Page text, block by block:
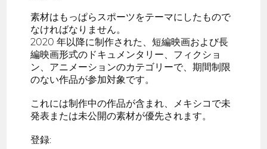
素材はもっぱらスポーツをテーマにしたもので
なければなりません。
2020 年以降に制作された、短編映画および長
編映画形式のドキュメンタリー、フィクショ
ン、アニメーションのカテゴリーで、期間制限
のない作品が参加対象です。
これには制作中の作品が含まれ、メキシコで未
発表または未公開の素材が優先されます。
登録: